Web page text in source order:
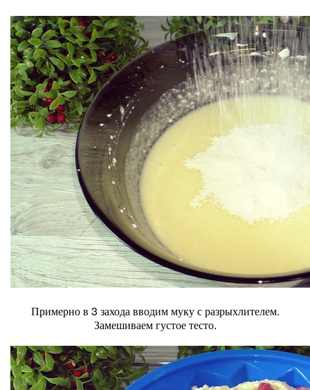
Примерно в 3 захода вводим муку с разрыхлителем.
Замешиваем густое тесто.